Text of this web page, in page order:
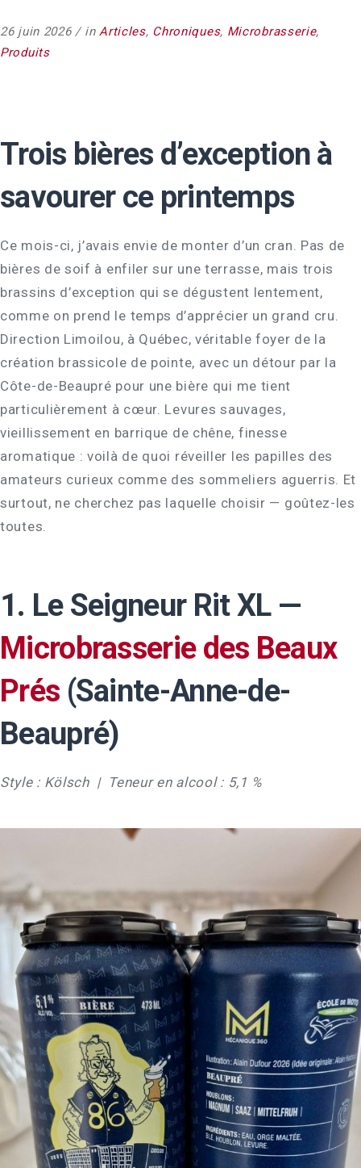
26 juin 2026 in Articles, Chroniques, Microbrasserie,
Produits
Trois bières d’exception à
savourer ce printemps
Ce mois-ci, j’avais envie de monter d’un cran. Pas de
bières de soif à enfiler sur une terrasse, mais trois
brassins d’exception qui se dégustent lentement,
comme on prend le temps d’apprécier un grand cru.
Direction Limoilou, à Québec, véritable foyer de la
création brassicole de pointe, avec un détour par la
Côte-de-Beaupré pour une bière qui me tient
particulièrement à cœur. Levures sauvages,
vieillissement en barrique de chêne, finesse
aromatique : voilà de quoi réveiller les papilles des
amateurs curieux comme des sommeliers aguerris. Et
surtout, ne cherchez pas laquelle choisir — goûtez-les
toutes.
1. Le Seigneur Rit XL —
Microbrasserie des Beaux
Prés (Sainte-Anne-de-
Beaupré)
Style : Kölsch | Teneur en alcool : 5,1 %